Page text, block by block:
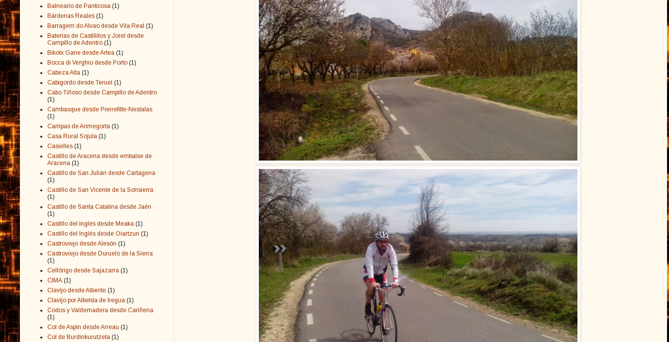
Balneario de Panticosa (1)
Bárdenas Reales (1)
Barragem do Alvao desde Vila Real (1)
Baterías de Castillitos y Jorel desde
Campillo de Adentro (1)
Bikotx Gane desde Artea (1)
Bocca di Verghio desde Porto (1)
Cabeza Alta (1)
Cabigordo desde Teruel (1)
Cabo Tiñoso desde Campillo de Adentro
(1)
Cambasque desde Pierrefitte-Nestalas
(1)
Campas de Arimegorta (1)
Casa Rural Sojula (1)
Casielles (1)
Castillo de Aracena desde embalse de
Aracena (1)
Castillo de San Julián desde Cartagena
(1)
Castillo de San Vicente de la Sonsierra
(1)
Castillo de Santa Catalina desde Jaén
(1)
Castillo del Inglés desde Meaka (1)
Castillo del Inglés desde Oiartzun (1)
Castroviejo desde Alesón (1)
Castroviejo desde Duruelo de la Sierra
(1)
Cellórigo desde Sajazarra (1)
CIMA (1)
Clavijo desde Alberite (1)
Clavijo por Albelda de Iregua (1)
Codos y Valdemadera desde Cariñena
(1)
Col de Aspin desde Arreau (1)
Col de Burdinkurutzeta (1)